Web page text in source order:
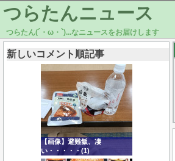
つらたんニュース
つらたん(´・ω・`)...なニュースをお届けします
新しいコメント順記事
【画像】避難飯、凄
い・・・・・(1)